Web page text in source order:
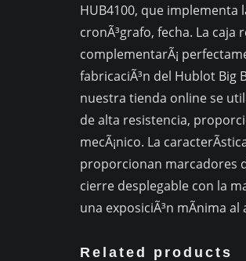
HUB4100, que implementa
cronÃ³grafo, fecha. La
complementarÃ¡
fabricaciÃ³n del Hublot Big
nuestra tienda online se
de alta resistencia,
mecÃ¡nico. La
proporcionan marcadores
cierre desplegable con la
una exposiciÃ³n mÃ­nima al
Related products